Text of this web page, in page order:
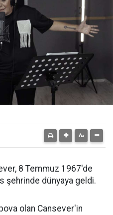
8 Temmuz 1967'de
şehrinde dünyaya geldi.
olan Cansever'in